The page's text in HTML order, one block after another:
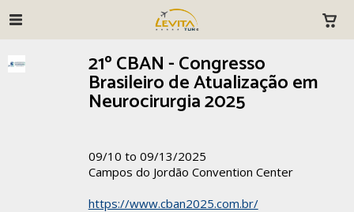
21º CBAN - Congresso
Brasileiro de Atualização em
Neurocirurgia 2025
09/10 to 09/13/2025
Campos do Jordão Convention Center
https://www.cban2025.com.br/